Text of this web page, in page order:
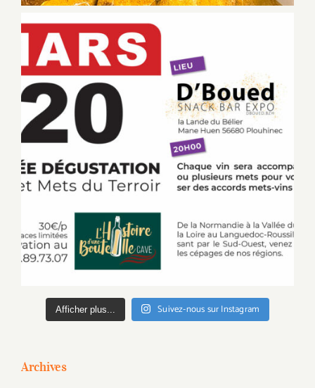
Afficher plus... Suivez-nous sur Instagram
Archives